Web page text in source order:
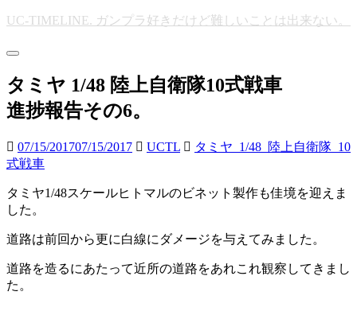
Skip
UC-TIMELINE. ガンプラ好きだけど難しいことは出来ない。
Toggle
タミヤ 1/48 陸上自衛隊10式戦車
進捗報告その6。
07/15/201707/15/2017 UCTL
タミヤ_1/48_陸上自衛隊_10
式戦車
タミヤ1/48スケールヒトマルのビネット製作も佳境を迎えま
した。
道路は前回から更に白線にダメージを与えてみました。
道路を造るにあたって近所の道路をあれこれ観察してきまし
た。